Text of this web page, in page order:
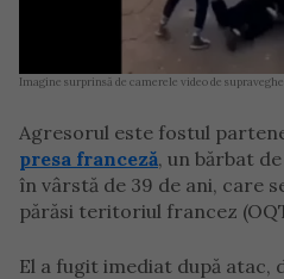
Imagine surprinsă de camerele video de
Agresorul este fostul
presa franceză, un bărbat
în vârstă de 39 de ani, care
părăsi teritoriul francez
El a fugit imediat după atac,